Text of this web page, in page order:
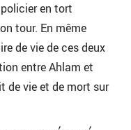
en tort
tour. En même
de vie de ces deux
entre Ahlam et
de vie et de mort sur